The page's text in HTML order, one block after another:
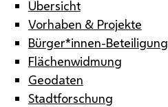
Übersicht
Vorhaben & Projekte
Bürger*innen-Beteiligung
Flächenwidmung
Geodaten
Stadtforschung